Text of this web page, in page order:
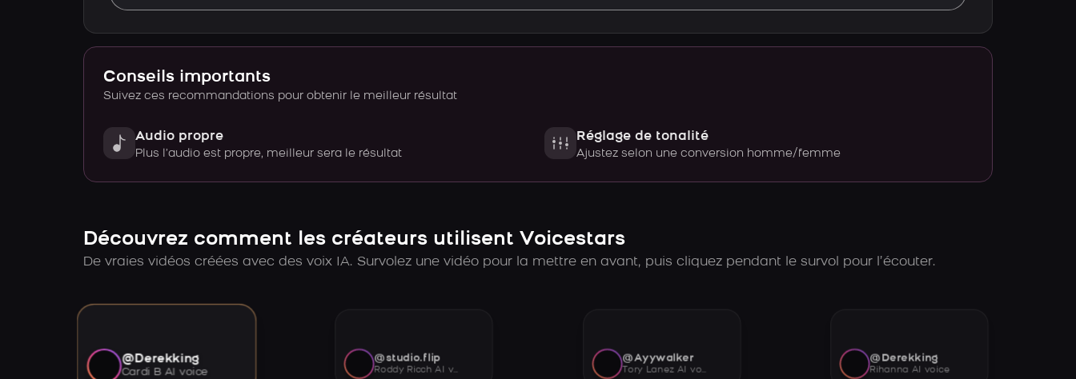
Conseils importants
Suivez ces recommandations pour obtenir le meilleur résultat
Audio propre
Plus l’audio est propre, meilleur sera le résultat
Réglage de tonalité
Ajustez selon une conversion homme/femme
Découvrez comment les créateurs utilisent Voicestars
De vraies vidéos créées avec des voix IA. Survolez une vidéo pour la mettre en avant, puis cliquez pendant le survol pour l’écouter.
@Derekking
Cardi B AI voice
@studio.flip
Roddy Ricch AI voice
@Ayywalker
Tory Lanez AI voice
@Derekking
Rihanna AI voice